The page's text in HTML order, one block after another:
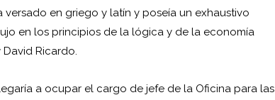
en griego y latín y poseía un exhaustivo
en los principios de la lógica y de la economía
Ricardo.
a ocupar el cargo de jefe de la Oficina para las